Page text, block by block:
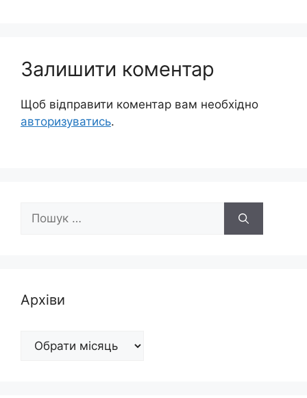
Залишити коментар
Щоб відправити коментар вам необхідно
авторизуватись.
Пошук:
Архіви
Архіви